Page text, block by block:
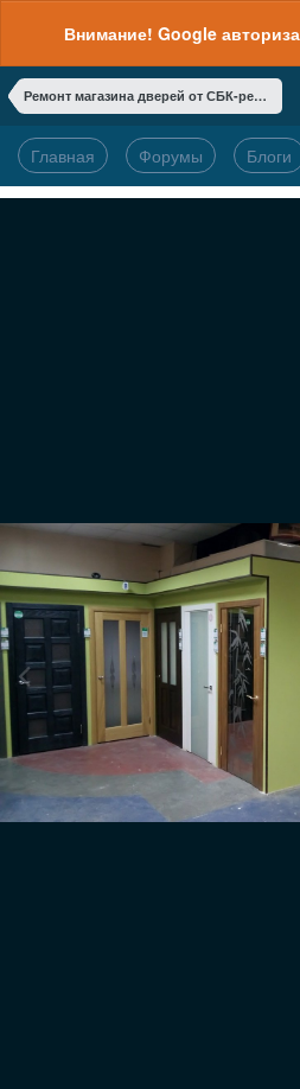
Внимание! Google
Ремонт магазина дверей от СБК-ремонт
Главная Форумы Блоги